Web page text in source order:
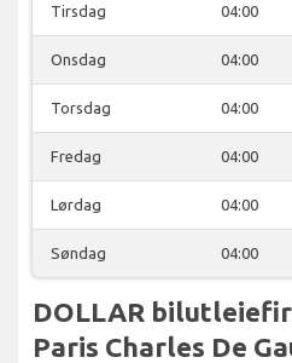
Tirsdag 04:00
Onsdag 04:00
Torsdag 04:00
Fredag 04:00
Lørdag 04:00
Søndag 04:00
DOLLAR
Paris Charles De